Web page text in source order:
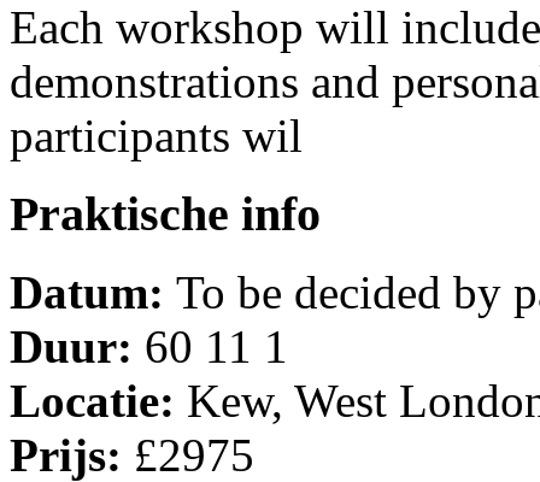
Each workshop will
demonstrations and
participants wil
Praktische info
Datum: To be decided by
Duur: 60 11 1
Locatie: Kew, West
Prijs: £2975